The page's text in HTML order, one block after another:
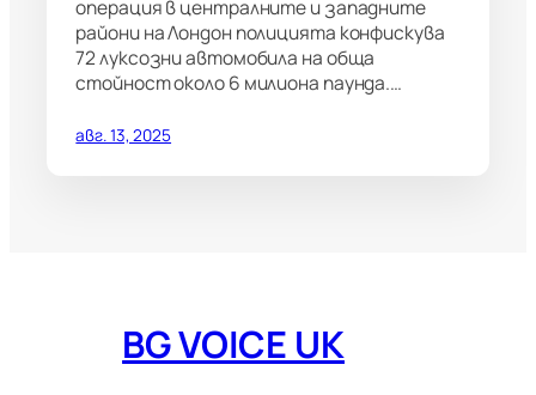
операция в централните и западните
райони на Лондон полицията конфискува
72 луксозни автомобила на обща
стойност около 6 милиона паунда.…
авг. 13, 2025
BG VOICE UK